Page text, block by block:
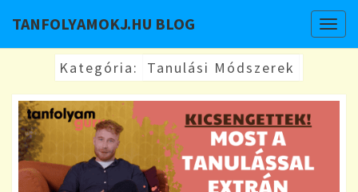
TANFOLYAMOKJ.HU BLOG
Kategória: Tanulási Módszerek